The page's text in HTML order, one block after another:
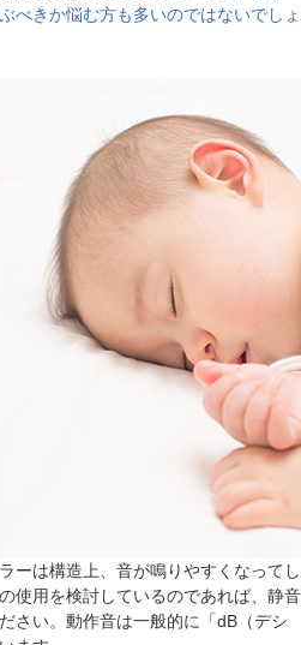
べきか悩む方も多いのではないでしょ
ーは構造上、音が鳴りやすくなってし
使用を検討しているのであれば、静音
さい。動作音は一般的に「dB（デシ